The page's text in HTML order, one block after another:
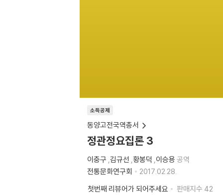
소득공제
동양고전국역총서
정관정요집론 3
이충구 ,김규선 ,황봉덕 ,이승용 공역
전통문화연구회
2017.02.28.
첫번째 리뷰어가 되어주세요
판매지수 42